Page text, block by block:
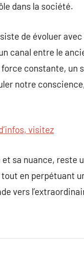
dans la société.
de évoluer
canal entre le
constante,
notre
visitez
sa nuance, reste
en perpétuant
vers